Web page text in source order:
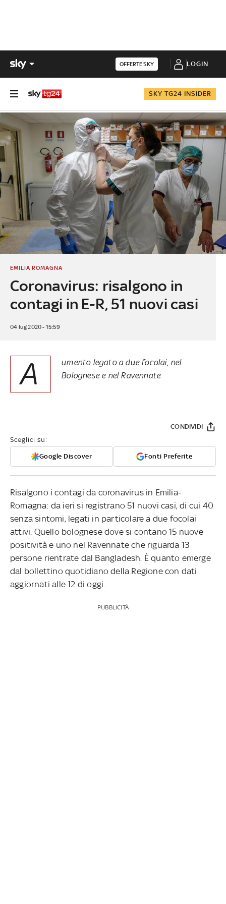
OFFERTE SKY LOGIN
SKY TG24 INSIDER
Coronavirus: risalgono in
contagi in E-R, 51 nuovi casi
EMILIA ROMAGNA
04 lug 2020 - 15:59
A
umento legato a due focolai, nel
Bolognese e nel Ravennate
Sceglici su:
Google Discover Fonti Preferite
CONDIVIDI
Risalgono i contagi da coronavirus in Emilia-
Romagna: da ieri si registrano 51 nuovi casi, di cui 40
senza sintomi, legati in particolare a due focolai
attivi. Quello bolognese dove si contano 15 nuove
positività e uno nel Ravennate che riguarda 13
persone rientrate dal Bangladesh. È quanto emerge
dal bollettino quotidiano della Regione con dati
aggiornati alle 12 di oggi.
PUBBLICITÀ